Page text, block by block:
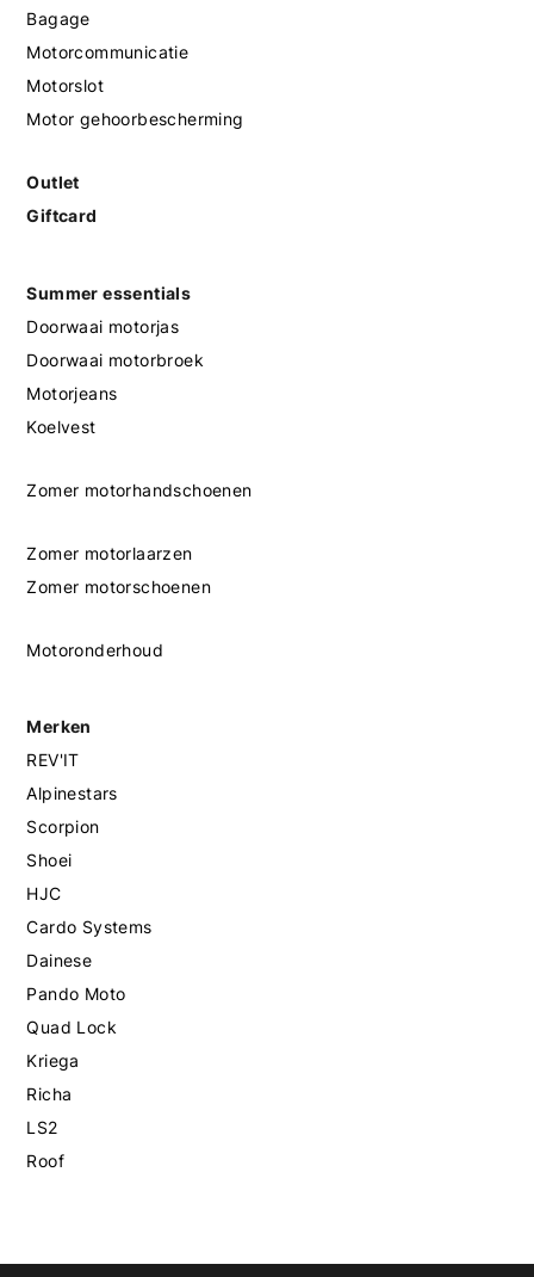
Bagage
Motorcommunicatie
Motorslot
Motor gehoorbescherming
Outlet
Giftcard
Summer essentials
Doorwaai motorjas
Doorwaai motorbroek
Motorjeans
Koelvest
Zomer motorhandschoenen
Zomer motorlaarzen
Zomer motorschoenen
Motoronderhoud
Merken
REV'IT
Alpinestars
Scorpion
Shoei
HJC
Cardo Systems
Dainese
Pando Moto
Quad Lock
Kriega
Richa
LS2
Roof